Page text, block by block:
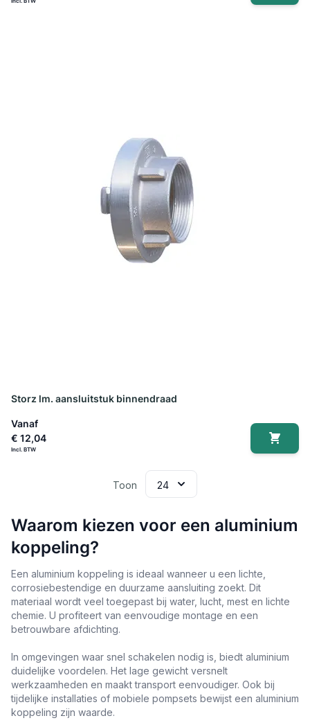
Storz lm. aansluitstuk binnendraad
Vanaf
€ 12,04
Toon
Waarom kiezen voor een aluminium
koppeling?
Een aluminium koppeling is ideaal wanneer u een lichte,
corrosiebestendige en duurzame aansluiting zoekt. Dit
materiaal wordt veel toegepast bij water, lucht, mest en lichte
chemie. U profiteert van eenvoudige montage en een
betrouwbare afdichting.
In omgevingen waar snel schakelen nodig is, biedt aluminium
duidelijke voordelen. Het lage gewicht versnelt
werkzaamheden en maakt transport eenvoudiger. Ook bij
tijdelijke installaties of mobiele pompsets bewijst een aluminium
koppeling zijn waarde.